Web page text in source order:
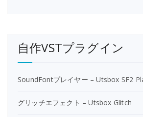
自作VSTプラグイン
SoundFontプレイヤー – Utsbox SF2
グリッチエフェクト – Utsbox Glitch